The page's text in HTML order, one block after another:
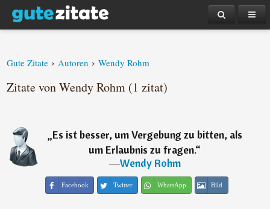
Gute Zitate › Autoren › Wendy Rohm
Zitate von Wendy Rohm (1 zitat)
„Es ist besser, um Vergebung zu bitten, als
um Erlaubnis zu fragen.“
―Wendy Rohm
Facebook Twitter WhatsApp Bild